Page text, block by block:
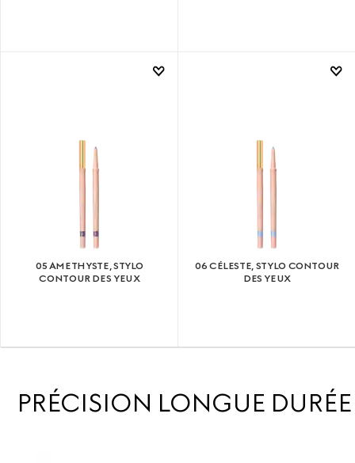
05 AMETHYSTE, STYLO
CONTOUR DES YEUX
06 CÉLESTE, STYLO CONTOUR
DES YEUX
PRÉCISION LONGUE DURÉE